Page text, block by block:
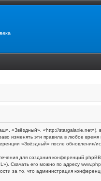
«Звёздный», «http://stargalaxie.net»),
изменять эти правила в любое
«Звёздный» после обновления/
для создания конференций
Скачать его можно по адресу
за то, что администрация